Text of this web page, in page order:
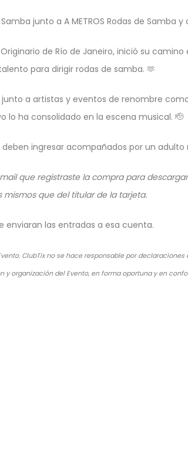
junto a A METROS Rodas de Samba
de Río de Janeiro, inició su camino
para dirigir rodas de samba. 🫶
a artistas y eventos de renombre como
lo ha consolidado en la escena musical. 🫡
ingresar acompañados por un adulto
que registraste la compra para
que del titular de la tarjeta.
enviaran las entradas a esa cuenta.
ClubTix no se hace responsable por
organización del Evento, en forma oportuna y en